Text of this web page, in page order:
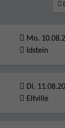
Mo.
Idstein
Di.
Eltville